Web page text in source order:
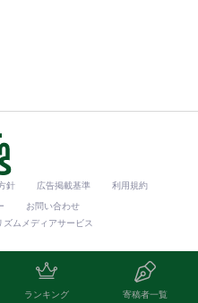
ランキング 寄稿者一覧
針 広告掲載基準 利用規約
お問い合わせ
ムメディアサービス